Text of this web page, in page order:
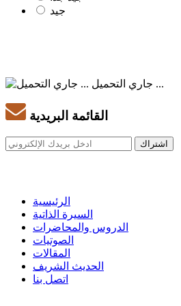
جيد
جاري التحميل ...
القائمة البريدية
الرئيسية
السيرة الذاتية
الدروس والمحاضرات
الصوتيات
المقالات
الحديث الشريف
اتصل بنا